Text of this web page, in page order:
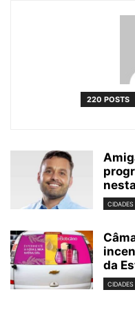
220 POSTS
CIDADES
da
CIDADES